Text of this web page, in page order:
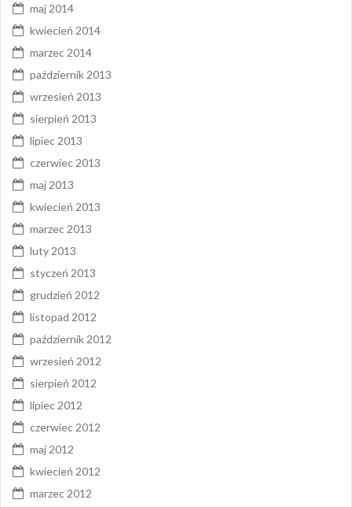
maj 2014
kwiecień 2014
marzec 2014
październik 2013
wrzesień 2013
sierpień 2013
lipiec 2013
czerwiec 2013
maj 2013
kwiecień 2013
marzec 2013
luty 2013
styczeń 2013
grudzień 2012
listopad 2012
październik 2012
wrzesień 2012
sierpień 2012
lipiec 2012
czerwiec 2012
maj 2012
kwiecień 2012
marzec 2012